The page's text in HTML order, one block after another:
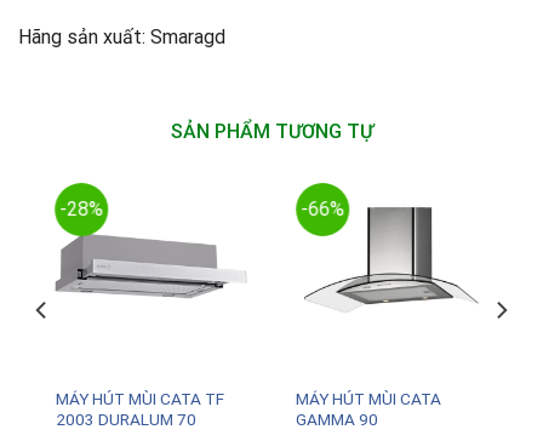
Hãng sản xuất: Smaragd
SẢN PHẨM TƯƠNG TỰ
-28%
MÁY HÚT MÙI CATA TF
2003 DURALUM 70
-66%
MÁY HÚT MÙI CATA
GAMMA 90